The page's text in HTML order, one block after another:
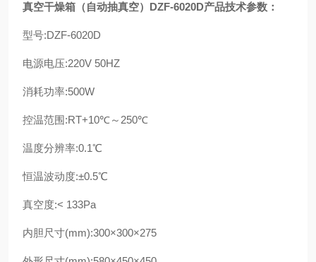
真空干燥箱（自动抽真空）DZF-6020D产品技术参数：
型号:DZF-6020D
电源电压:220V 50HZ
消耗功率:500W
控温范围:RT+10℃～250℃
温度分辨率:0.1℃
恒温波动度:±0.5℃
真空度:< 133Pa
内胆尺寸(mm):300×300×275